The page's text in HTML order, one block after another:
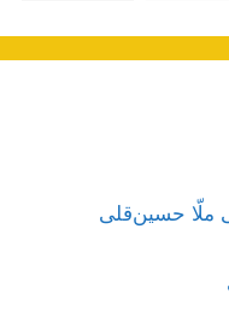
ملّا حسین‌قلی